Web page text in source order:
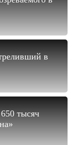
в
тысяч